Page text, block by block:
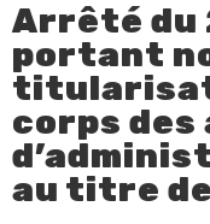
Arrêté du
portant
corps
au titre de